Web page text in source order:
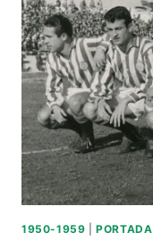
1958
1950-1959 |PORTADA